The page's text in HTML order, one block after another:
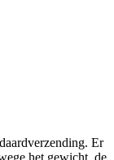
Er
het gewicht, de